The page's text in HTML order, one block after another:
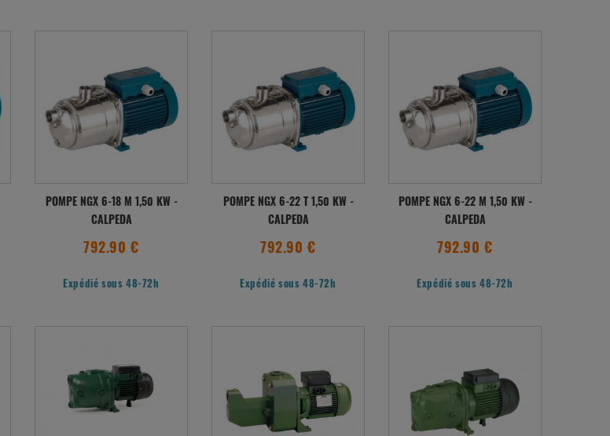
POMPE NGX 6-18 M 1,50 KW -
CALPEDA
792.90 €
Expédié sous 48-72h
POMPE NGX 6-22 T 1,50 KW -
CALPEDA
792.90 €
Expédié sous 48-72h
POMPE NGX 6-22 M 1,50 KW -
CALPEDA
792.90 €
Expédié sous 48-72h